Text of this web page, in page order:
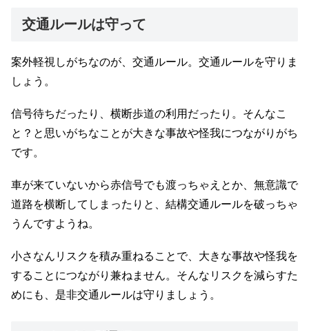
交通ルールは守って
案外軽視しがちなのが、交通ルール。交通ルールを守りま
しょう。
信号待ちだったり、横断歩道の利用だったり。そんなこ
と？と思いがちなことが大きな事故や怪我につながりがち
です。
車が来ていないから赤信号でも渡っちゃえとか、無意識で
道路を横断してしまったりと、結構交通ルールを破っちゃ
うんですようね。
小さなんリスクを積み重ねることで、大きな事故や怪我を
することにつながり兼ねません。そんなリスクを減らすた
めにも、是非交通ルールは守りましょう。